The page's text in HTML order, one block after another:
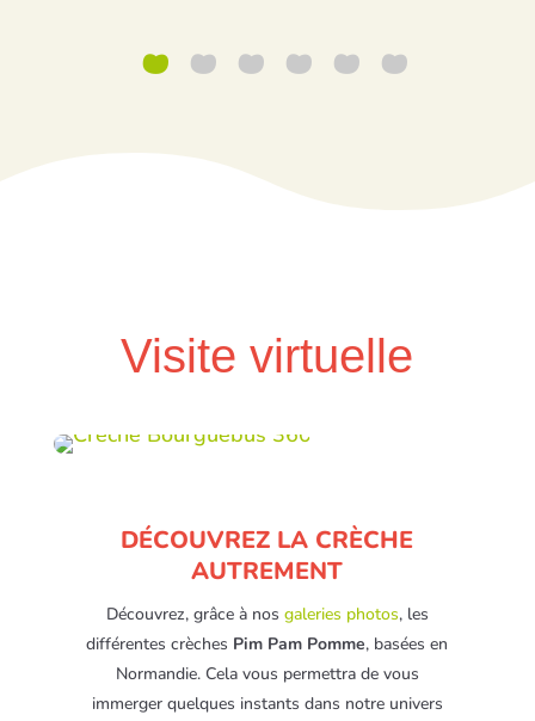
Visite virtuelle
DÉCOUVREZ LA CRÈCHE
AUTREMENT
Découvrez, grâce à nos galeries photos, les
différentes crèches Pim Pam Pomme, basées en
Normandie. Cela vous permettra de vous
immerger quelques instants dans notre univers